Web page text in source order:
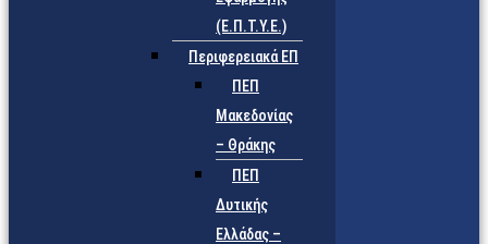
(Ε.Π.Τ.Υ.Ε.)
Περιφερειακά ΕΠ
ΠΕΠ
Μακεδονίας
– Θράκης
ΠΕΠ
Δυτικής
Ελλάδας –